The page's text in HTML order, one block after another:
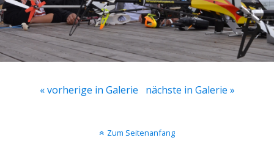
« vorherige in Galerie nächste in Galerie »
Zum Seitenanfang